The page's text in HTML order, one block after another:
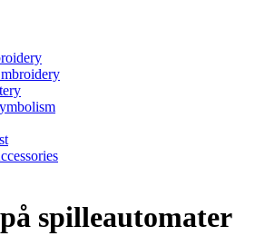
spilleautomater